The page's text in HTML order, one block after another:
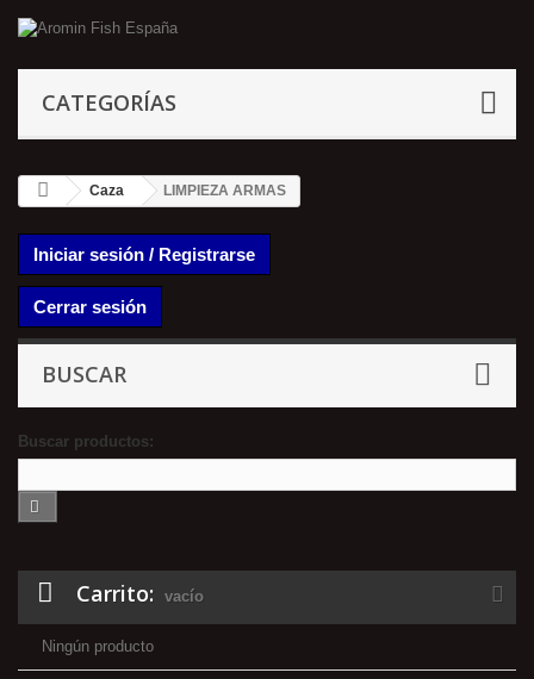
CATEGORÍAS
Caza LIMPIEZA ARMAS
Iniciar sesión / Registrarse
Cerrar sesión
BUSCAR
Buscar productos:
Carrito: vacío
Ningún producto